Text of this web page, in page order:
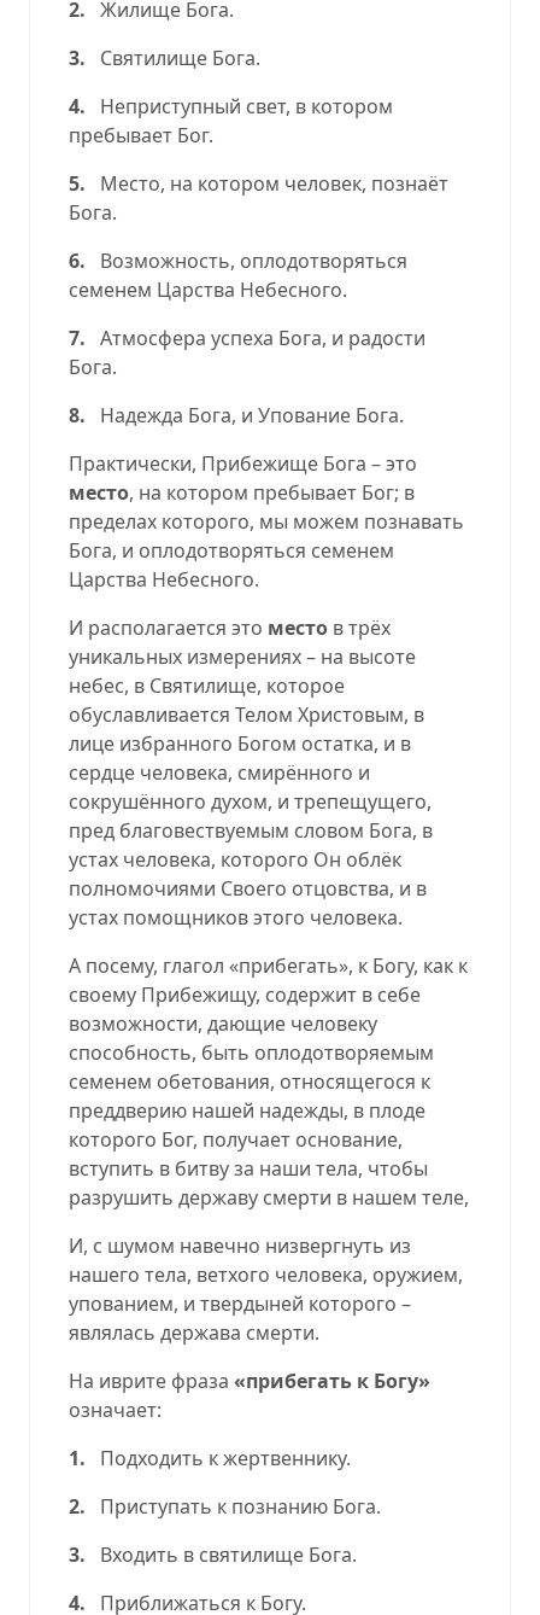
2. Жилище Бога.
3.
Святилище Бога.
4.
Неприступный свет, в котором
пребывает Бог.
5.
Место, на котором человек, познаёт
Бога.
6.
Возможность, оплодотворяться
семенем Царства Небесного.
7. Атмосфера успеха Бога, и радости
Бога.
8.
Надежда Бога, и Упование Бога.
Практически, Прибежище Бога – это
место, на котором пребывает Бог; в
пределах которого, мы можем познавать
Бога, и оплодотворяться семенем
Царства Небесного.
И располагается это место в трёх
уникальных измерениях – на высоте
небес, в Святилище, которое
обуславливается Телом Христовым, в
лице избранного Богом остатка, и в
сердце человека, смирённого и
сокрушённого духом, и трепещущего,
пред благовествуемым словом Бога, в
устах человека, которого Он облёк
полномочиями Своего отцовства, и в
устах помощников этого человека.
А посему, глагол «прибегать», к Богу, как к
своему Прибежищу, содержит в себе
возможности, дающие человеку
способность, быть оплодотворяемым
семенем обетования, относящегося к
преддверию нашей надежды, в плоде
которого Бог, получает основание,
вступить в битву за наши тела, чтобы
разрушить державу смерти в нашем теле,
И, с шумом навечно низвергнуть из
нашего тела, ветхого человека, оружием,
упованием, и твердыней которого –
являлась держава смерти.
На иврите фраза «прибегать к Богу»
означает:
1.
Подходить к жертвеннику.
2.
Приступать к познанию Бога.
3.
Входить в святилище Бога.
4.
Приближаться к Богу.